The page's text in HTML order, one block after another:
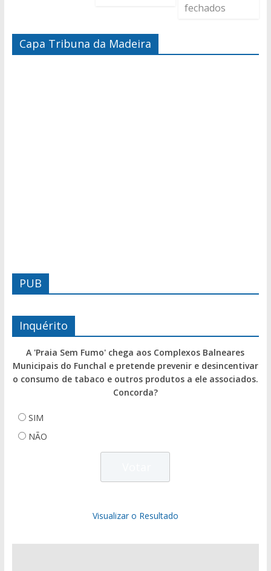
fechados
Capa Tribuna da Madeira
PUB
Inquérito
A 'Praia Sem Fumo' chega aos Complexos Balneares
Municipais do Funchal e pretende prevenir e desincentivar
o consumo de tabaco e outros produtos a ele associados.
Concorda?
SIM
NÃO
Visualizar o Resultado